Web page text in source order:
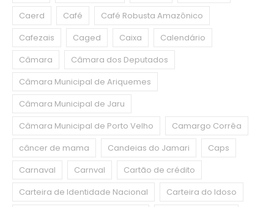
Caerd
Café
Café Robusta Amazônico
Cafezais
Caged Caixa
Calendário
Câmara
Câmara dos Deputados
Câmara Municipal de Ariquemes
Câmara Municipal de Jaru
Câmara Municipal de Porto Velho
Camargo Corrêa
câncer de mama
Candeias do Jamari
Caps
Carnaval
Carnval
Cartão de crédito
Carteira de Identidade Nacional
Carteira do Idoso